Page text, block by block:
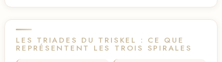
LES TRIADES DU TRISKEL : CE QUE
REPRÉSENTENT LES TROIS SPIRALES